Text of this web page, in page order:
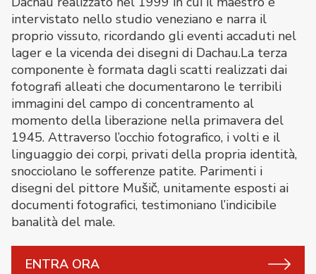
intervistato nello studio veneziano e narra il
proprio vissuto, ricordando gli eventi accaduti nel
lager e la vicenda dei disegni di Dachau.La terza
componente è formata dagli scatti realizzati dai
fotografi alleati che documentarono le terribili
immagini del campo di concentramento al
momento della liberazione nella primavera del
1945. Attraverso l’occhio fotografico, i volti e il
linguaggio dei corpi, privati della propria identità,
snocciolano le sofferenze patite. Parimenti i
disegni del pittore Mušič, unitamente esposti ai
documenti fotografici, testimoniano l’indicibile
banalità del male.
ENTRA ORA